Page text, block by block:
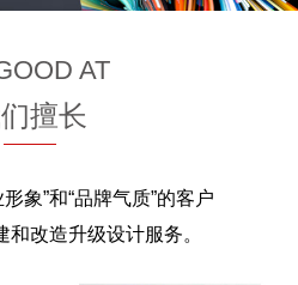
AT
擅长
象”和“品牌气质”的客户
改造升级设计服务。